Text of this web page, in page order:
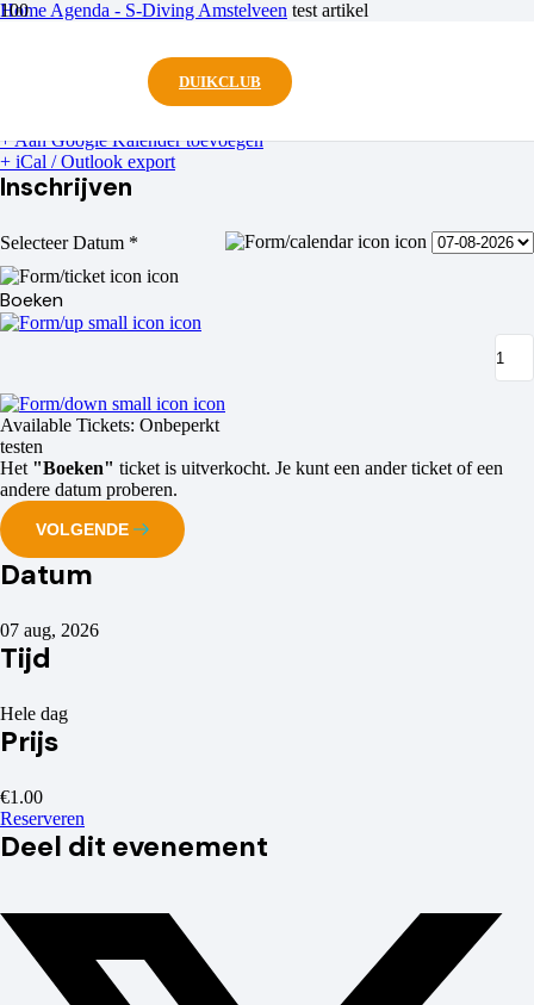
DUIKCLUB
Home Agenda - S-Diving Amstelveen test artikel
test artikel
+ Aan Google Kalender toevoegen
+ iCal / Outlook export
Inschrijven
Selecteer Datum *
Boeken
Available Tickets: Onbeperkt
testen
Het "Boeken" ticket is uitverkocht. Je kunt een ander ticket of een
andere datum proberen.
VOLGENDE
Datum
07 aug, 2026
Tijd
Hele dag
Prijs
€1.00
Reserveren
Deel dit evenement